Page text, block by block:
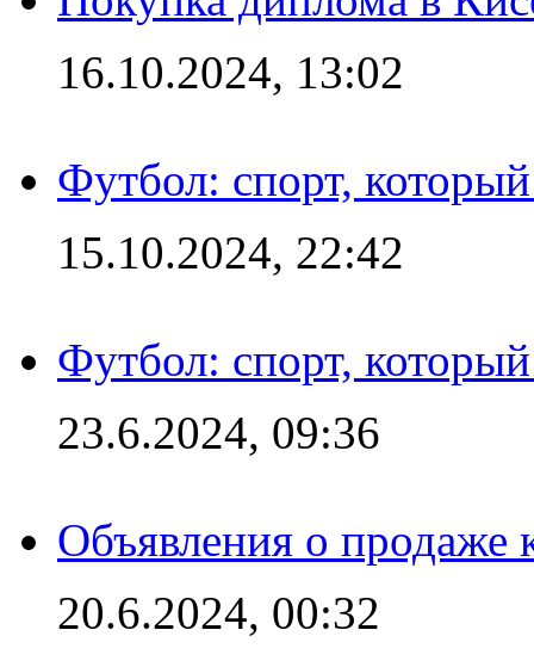
16.10.2024, 13:02
Футбол: спорт,
15.10.2024, 22:42
Футбол: спорт,
23.6.2024, 09:36
Объявления о продаже
20.6.2024, 00:32